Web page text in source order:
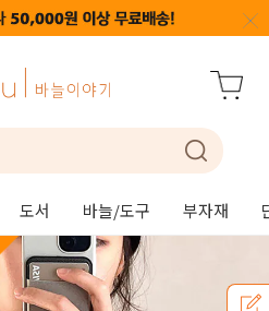
도서 바늘/도구 부자재